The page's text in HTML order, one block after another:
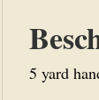
5 yard